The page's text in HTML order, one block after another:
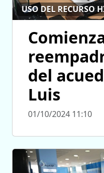
USO DEL RECURSO
del
Luis
01/10/2024 11:10